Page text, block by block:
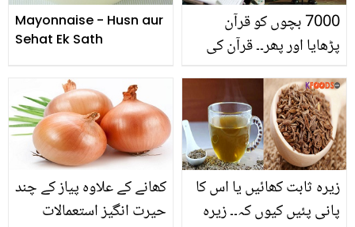
Mayonnaise - Husn aur
Sehat Ek Sath
7000 بچوں کو قرآن
پڑھایا اور پھر۔۔ قرآن کی
عہدے کو بھی چھوڑ دیا!
آخر یہ بزرگ ہیں کون؟
کھانے کے علاوہ پیاز کے چند
حیرت انگیز استعمالات
زیرہ ثابت کھائیں یا اس کا
پانی پئیں کیوں کہ۔۔ زیرہ